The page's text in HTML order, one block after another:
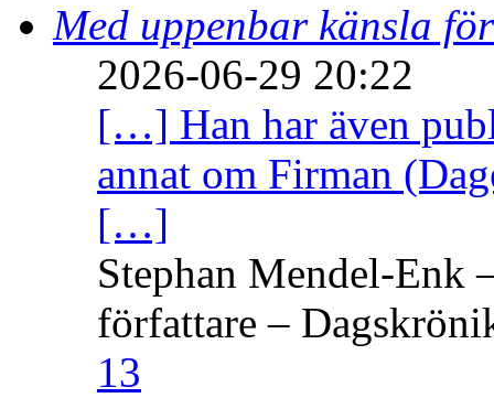
Med uppenbar känsla
2026-06-29 20:22
[…] Han har även
annat om Firman
[…]
Stephan Mendel-Enk
författare –
13